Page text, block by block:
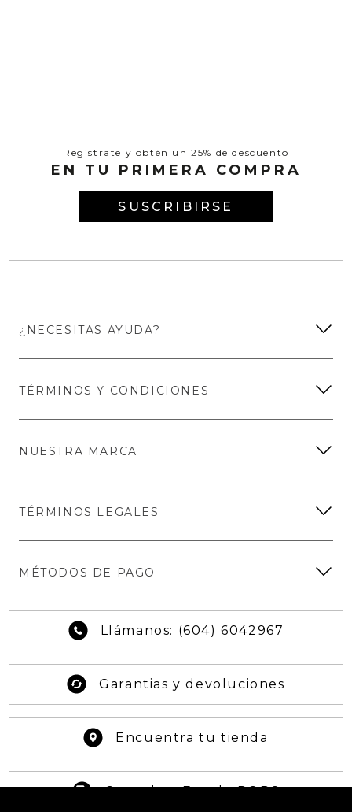
Regístrate y obtén un 25% de descuento
EN TU PRIMERA COMPRA
SUSCRIBIRSE
¿NECESITAS AYUDA?
TÉRMINOS Y CONDICIONES
NUESTRA MARCA
TÉRMINOS LEGALES
MÉTODOS DE PAGO
Llámanos: (604) 6042967
Garantias y devoluciones
Encuentra tu tienda
Consultar Estado PQRS